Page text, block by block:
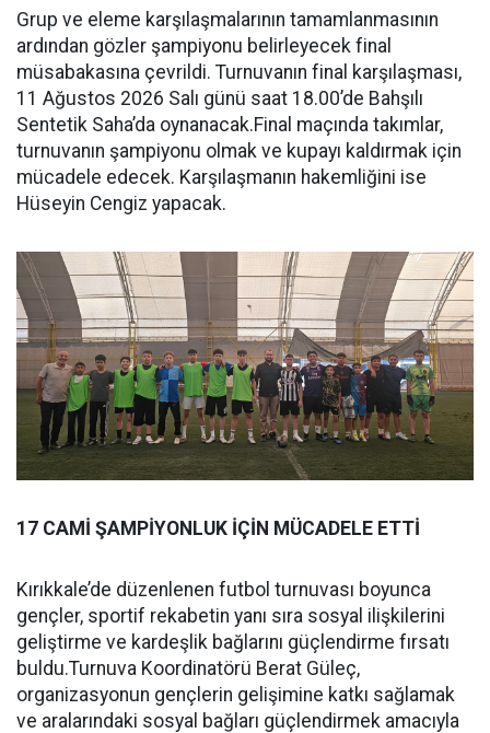
Grup ve eleme karşılaşmalarının tamamlanmasının
ardından gözler şampiyonu belirleyecek final
müsabakasına çevrildi. Turnuvanın final karşılaşması,
11 Ağustos 2026 Salı günü saat 18.00’de Bahşılı
Sentetik Saha’da oynanacak.Final maçında takımlar,
turnuvanın şampiyonu olmak ve kupayı kaldırmak için
mücadele edecek. Karşılaşmanın hakemliğini ise
Hüseyin Cengiz yapacak.
17 CAMİ ŞAMPİYONLUK İÇİN MÜCADELE ETTİ
Kırıkkale’de düzenlenen futbol turnuvası boyunca
gençler, sportif rekabetin yanı sıra sosyal ilişkilerini
geliştirme ve kardeşlik bağlarını güçlendirme fırsatı
buldu.Turnuva Koordinatörü Berat Güleç,
organizasyonun gençlerin gelişimine katkı sağlamak
ve aralarındaki sosyal bağları güçlendirmek amacıyla